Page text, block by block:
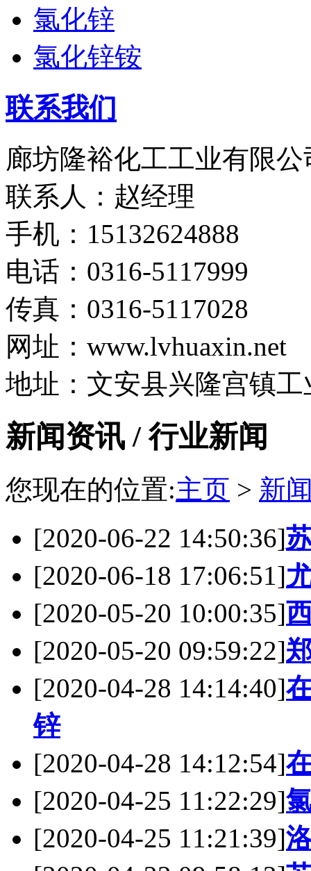
氯化锌
氯化锌铵
联系我们
廊坊隆裕化工工业有限公
联系人：赵经理
手机：15132624888
电话：0316-5117999
传真：0316-5117028
网址：www.lvhuaxin.net
地址：文安县兴隆宫镇工
新闻资讯 / 行业新闻
您现在的位置:主页 > 新
[2020-06-22 14:50:36]
[2020-06-18 17:06:51]
[2020-05-20 10:00:35]
[2020-05-20 09:59:22]
[2020-04-28 14:14:40]
锌
[2020-04-28 14:12:54]
[2020-04-25 11:22:29]
[2020-04-25 11:21:39]